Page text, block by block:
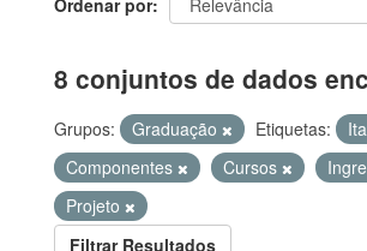
Ordenar por
8 conjuntos de dados
Grupos: Graduação Etiquetas:
Componentes
Cursos
Projeto
Filtrar Resultados